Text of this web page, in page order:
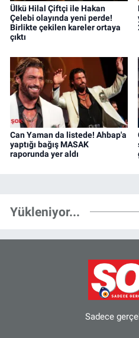
Ülkü Hilal Çiftçi ile Hakan
Çelebi olayında yeni perde!
Birlikte çekilen kareler ortaya
çıktı
Can Yaman da listede! Ahbap'a
yaptığı bağış MASAK
raporunda yer aldı
Yükleniyor...
Sadece